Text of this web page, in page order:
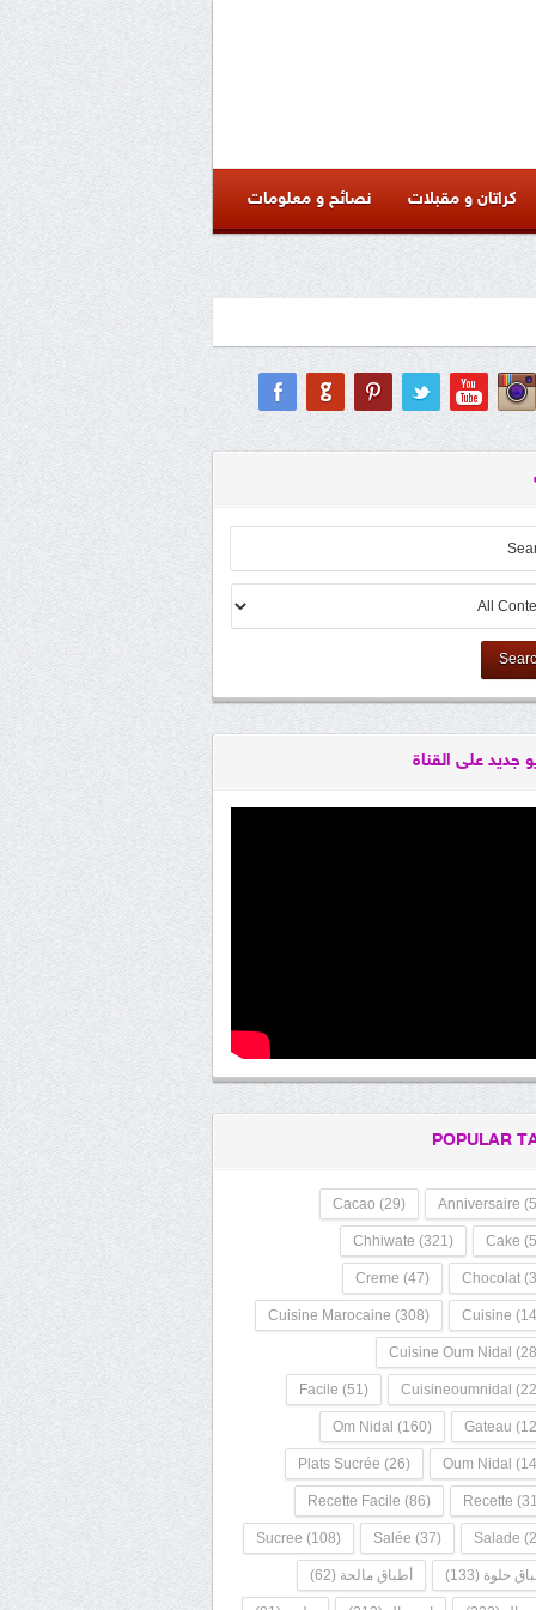
كراتان و مقبلات نصائح و معلومات
جديد على القناة
POPULAR
Anniversaire
Cacao (29)
Cake
Chhiwate (321)
Chocolat
Creme (47)
Cuisine
Cuisine Marocaine (308)
Cuisine Oum Nidal
Cuisineoumnidal
Facile (51)
Gateau
Om Nidal (160)
Oum Nidal
Plats Sucrée (26)
Recette
Recette Facile (86)
Salade
Salée (37)
Sucree (108)
حلوة (133) أطباق مالحة (62)